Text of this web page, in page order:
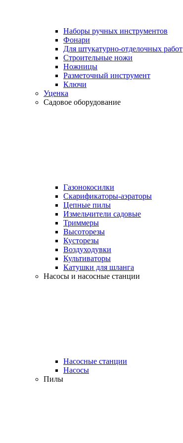
Наборы ручных инструментов
Фонари
Для штукатурно-отделочных работ
Строительные ножи
Ножницы
Разметочный инструмент
Ключи
Уценка
Садовое оборудование
Газонокосилки
Скарификаторы-аэраторы
Цепные пилы
Измельчители садовые
Триммеры
Высоторезы
Кусторезы
Воздуходувки
Культиваторы
Катушки для шланга
Насосы и насосные станции
Насосные станции
Насосы
Пилы